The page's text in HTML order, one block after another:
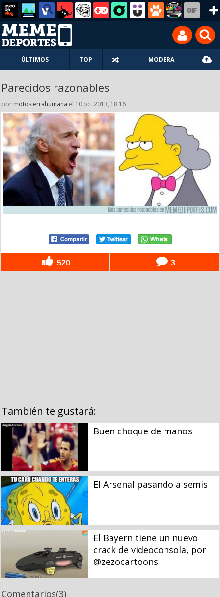
ÚLTIMOS TOP MODERA
Parecidos razonables
por motosierrahumana el 10 oct 2013, 18:16
520 3
También te gustará:
Buen choque de manos
El Arsenal pasando a semis
El Bayern tiene un nuevo
crack de videoconsola, por
@zezocartoons
Comentarios(3)